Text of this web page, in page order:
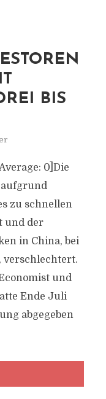
BIS
0]Die
zu schnellen
und der
in China, bei
verschlechtert.
und
Ende Juli
abgegeben